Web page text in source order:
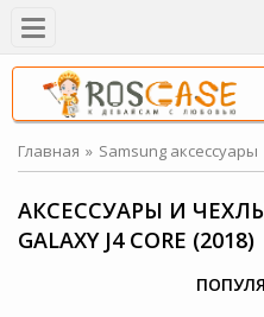
Главная Samsung аксессуары
АКСЕССУАРЫ И ЧЕХЛЫ
GALAXY J4 CORE (2018)